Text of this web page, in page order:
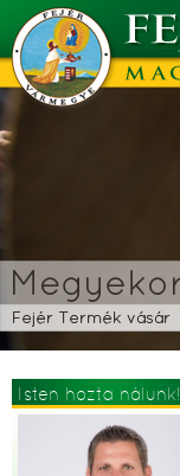
Isten hozta nálunk!